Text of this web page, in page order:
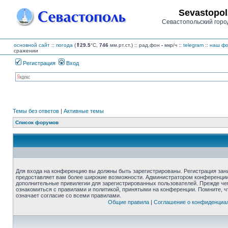
Севастопольский
основной сайт :: погода (⇑29.5°C, 746 мм.рт.ст.) :: рад.фон - мкр/ч :: telegram :: наш
сражении
Регистрация Вход
Темы без ответов | Активные темы
Список форумов
Для входа на конференцию вы должны быть зарегистрированы. Регистрация
предоставляет вам более широкие возможности. Администратором
дополнительные привилегии для зарегистрированных пользователей. Прежде
ознакомиться с правилами и политикой, принятыми на конференции. Помните,
означает согласие со всеми правилами.
Общие правила| Соглашение о